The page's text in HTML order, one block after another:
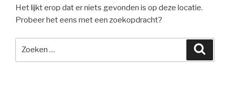
Het lijkt erop dat er niets gevonden is op deze locatie.
Probeer het eens met een zoekopdracht?